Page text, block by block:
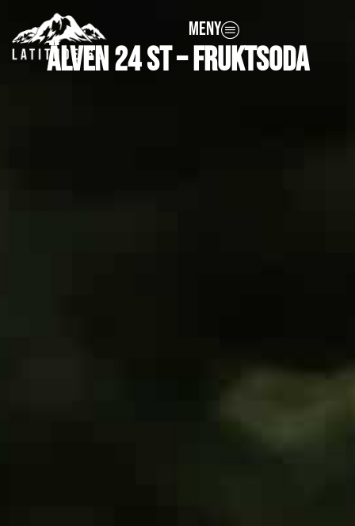
MENY
Älven 24 st – Fruktsoda